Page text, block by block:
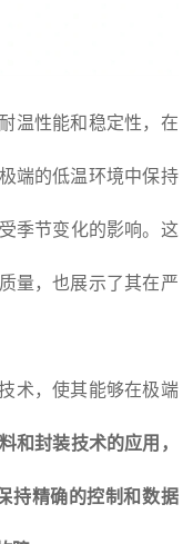
温性能和稳定性，在
端的低温环境中保持
季节变化的影响。这
量，也展示了其在严
术，使其能够在极端
和封装技术的应用，
持精确的控制和数据